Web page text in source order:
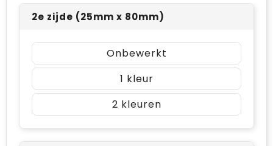
2e zijde (25mm x 80mm)
Onbewerkt
1
2